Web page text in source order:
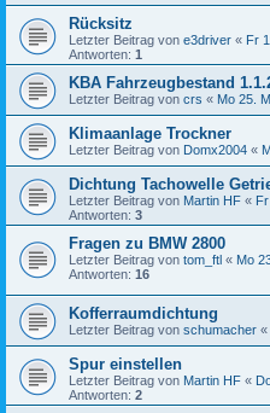
Rücksitz
Letzter Beitrag von e3driver « Fr
Antworten: 1
KBA Fahrzeugbestand
Letzter Beitrag von crs « Mo 25.
Klimaanlage Trockner
Letzter Beitrag von Domx2004 «
Dichtung Tachowelle
Letzter Beitrag von Martin HF «
Antworten: 3
Fragen zu BMW 2800
Letzter Beitrag von tom_ftl « Mo
Antworten: 16
Kofferraumdichtung
Letzter Beitrag von schumacher «
Spur einstellen
Letzter Beitrag von Martin HF «
Antworten: 2